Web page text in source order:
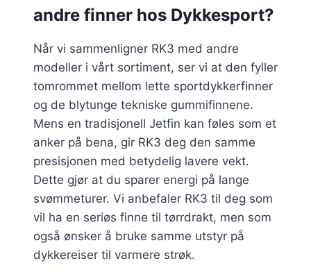
andre finner hos Dykkesport?
Når vi sammenligner RK3 med andre
modeller i vårt sortiment, ser vi at den fyller
tomrommet mellom lette sportdykkerfinner
og de blytunge tekniske gummifinnene.
Mens en tradisjonell Jetfin kan føles som et
anker på bena, gir RK3 deg den samme
presisjonen med betydelig lavere vekt.
Dette gjør at du sparer energi på lange
svømmeturer. Vi anbefaler RK3 til deg som
vil ha en seriøs finne til tørrdrakt, men som
også ønsker å bruke samme utstyr på
dykkereiser til varmere strøk.